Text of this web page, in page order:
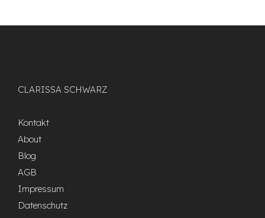
CLARISSA SCHWARZ
Kontakt
About
Blog
AGB
Impressum
Datenschutz